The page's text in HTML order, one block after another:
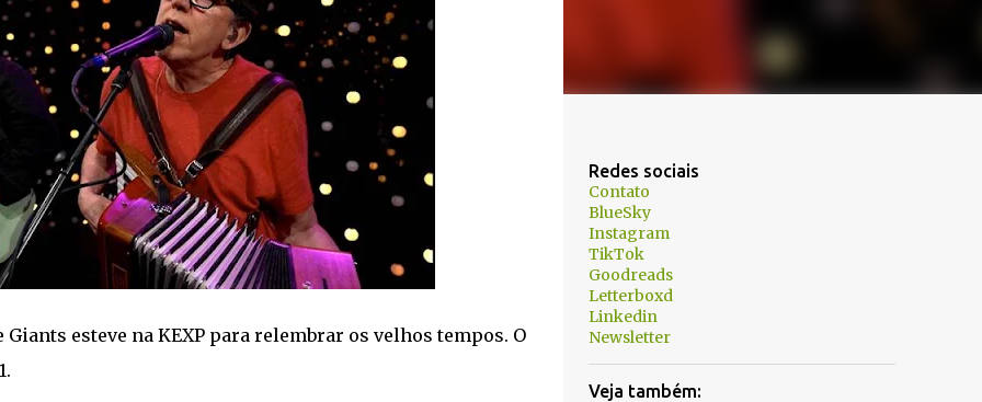
Giants esteve na KEXP para relembrar os velhos tempos. O
Redes sociais
Contato
BlueSky
Instagram
TikTok
Goodreads
Letterboxd
Linkedin
Newsletter
Veja também: